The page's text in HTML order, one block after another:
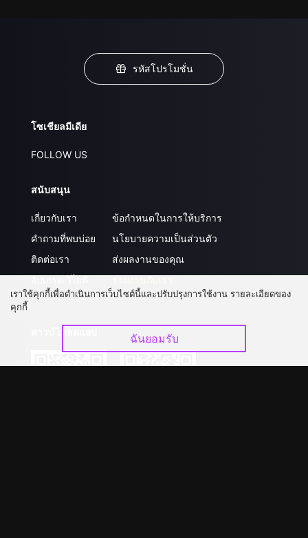
รหัสโปรโมชั่น
โซเชียลมีเดีย
FOLLOW US
สนับสนุน
เกี่ยวกับเรา
คำถามที่พบบ่อย
ติดต่อเรา
ข้อกำหนดในการให้บริการ
นโยบายความเป็นส่วนตัว
ส่งผลงานของคุณ
เราใช้คุกกี้เพื่อดำเนินการเว็บไซต์นี้และปรับปรุงการใช้งาน รายละเอียดของ
คุกกี้
ฉันยอมรับ